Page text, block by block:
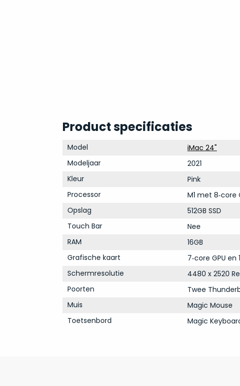
Product specificaties
Model
iMac 24"
Modeljaar
2021
Kleur
Pink
Processor
M1 met 8‑core
Opslag
512GB SSD
Touch Bar
Nee
RAM
16GB
Grafische kaart
7‑core GPU en
Schermresolutie
4480 x 2520
Poorten
Twee
Muis
Magic Mouse
Toetsenbord
Magic